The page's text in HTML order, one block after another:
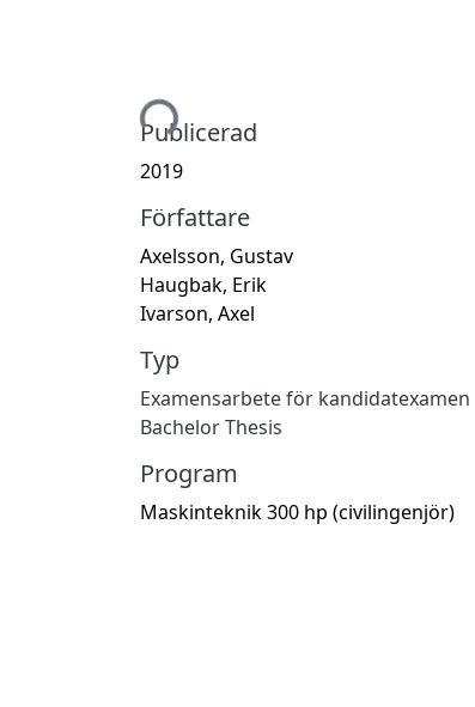
Hämtar...
Publicerad
2019
Författare
Axelsson, Gustav
Haugbak, Erik
Ivarson, Axel
Typ
Examensarbete för kandidatexamen
Bachelor Thesis
Program
Maskinteknik 300 hp (civilingenjör)